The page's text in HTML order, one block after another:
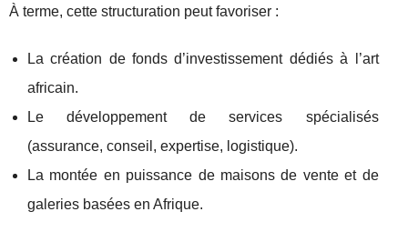
À terme, cette structuration peut favoriser :
La création de fonds d’investissement dédiés à l’art
africain.
Le développement de services spécialisés
(assurance, conseil, expertise, logistique).
La montée en puissance de maisons de vente et de
galeries basées en Afrique.